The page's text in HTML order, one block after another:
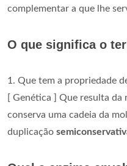
complementar a que lhe
O que significa o
1. Que tem a propriedade
[ Genética ] Que resulta
conserva uma cadeia da
duplicação